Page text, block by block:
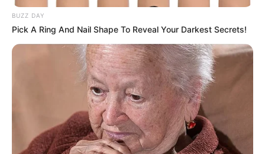
BUZZ DAY
Pick A Ring And Nail Shape To Reveal Your Darkest Secrets!